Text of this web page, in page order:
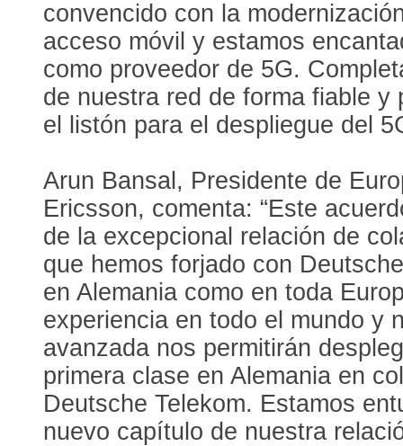
convencido con la
acceso móvil y estamos
como proveedor de 5G.
de nuestra red de forma fiable y
el listón para el despliegue del
Arun Bansal, Presidente de
Ericsson, comenta: “Este
de la excepcional relación de
que hemos forjado con
en Alemania como en toda
experiencia en todo el mundo y
avanzada nos permitirán
primera clase en Alemania en
Deutsche Telekom. Estamos
nuevo capítulo de nuestra